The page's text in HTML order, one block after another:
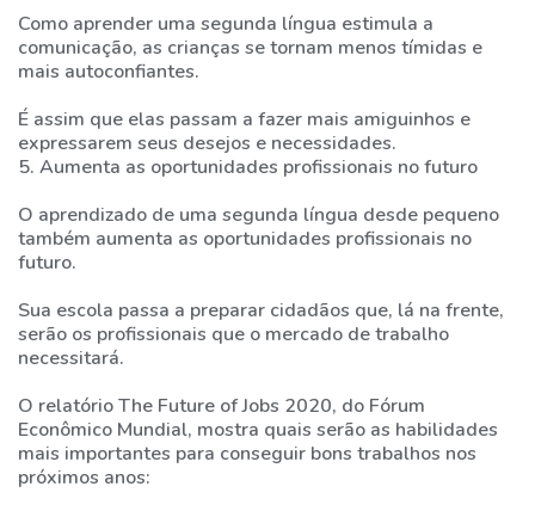
Como aprender uma segunda língua estimula a
comunicação, as crianças se tornam menos tímidas e
mais autoconfiantes.
É assim que elas passam a fazer mais amiguinhos e
expressarem seus desejos e necessidades.
5. Aumenta as oportunidades profissionais no futuro
O aprendizado de uma segunda língua desde pequeno
também aumenta as oportunidades profissionais no
futuro.
Sua escola passa a preparar cidadãos que, lá na frente,
serão os profissionais que o mercado de trabalho
necessitará.
O relatório The Future of Jobs 2020, do Fórum
Econômico Mundial, mostra quais serão as habilidades
mais importantes para conseguir bons trabalhos nos
próximos anos: